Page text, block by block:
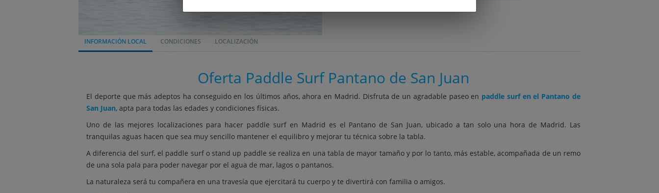
INFORMACIÓN LOCAL CONDICIONES LOCALIZACIÓN
Oferta Paddle Surf Pantano de San Juan
El deporte que más adeptos ha conseguido en los últimos años, ahora en Madrid. Disfruta de un agradable paseo en paddle surf en el Pantano de
San Juan, apta para todas las edades y condiciones físicas.
Uno de las mejores localizaciones para hacer paddle surf en Madrid es el Pantano de San Juan, ubicado a tan solo una hora de Madrid. Las
tranquilas aguas hacen que sea muy sencillo mantener el equilibro y mejorar tu técnica sobre la tabla.
A diferencia del surf, el paddle surf o stand up paddle se realiza en una tabla de mayor tamaño y por lo tanto, más estable, acompañada de un remo
de una sola pala para poder navegar por el agua de mar, lagos o pantanos.
La naturaleza será tu compañera en una travesía que ejercitará tu cuerpo y te divertirá con familia o amigos.